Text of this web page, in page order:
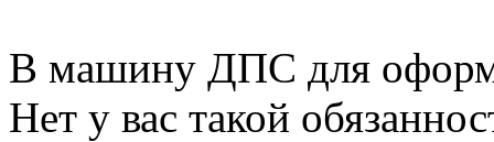
В машину ДПС для
Нет у вас такой